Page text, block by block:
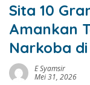
Sita 10
Amankan
Narkoba
E Syamsir
Mei 31, 2026